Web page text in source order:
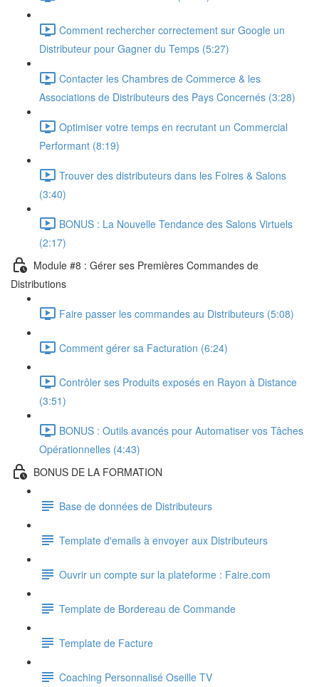
Comment rechercher correctement sur Google un
Distributeur pour Gagner du Temps (5:27)
Contacter les Chambres de Commerce & les
Associations de Distributeurs des Pays Concernés (3:28)
Optimiser votre temps en recrutant un Commercial
Performant (8:19)
Trouver des distributeurs dans les Foires & Salons
(3:40)
BONUS : La Nouvelle Tendance des Salons Virtuels
(2:17)
Module #8 : Gérer ses Premières Commandes de
Distributions
Faire passer les commandes au Distributeurs (5:08)
Comment gérer sa Facturation (6:24)
Contrôler ses Produits exposés en Rayon à Distance
(3:51)
BONUS : Outils avancés pour Automatiser vos Tâches
Opérationnelles (4:43)
BONUS DE LA FORMATION
Base de données de Distributeurs
Template d'emails à envoyer aux Distributeurs
Ouvrir un compte sur la plateforme : Faire.com
Template de Bordereau de Commande
Template de Facture
Coaching Personnalisé Oseille TV